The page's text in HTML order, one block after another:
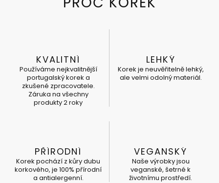
KVALITNÍ
Používáme nejkvalitnější
portugalský korek a
zkušené zpracovatele.
Záruka na všechny
produkty 2 roky
LEHKÝ
Korek je neuvěřitelně lehký,
ale velmi odolný materiál.
PŘÍRODNÍ
Korek pochází z kůry dubu
korkového, je 100% přírodní
a antialergenní.
VEGANSKÝ
Naše výrobky jsou
veganské, šetrné k
životnímu prostředí.